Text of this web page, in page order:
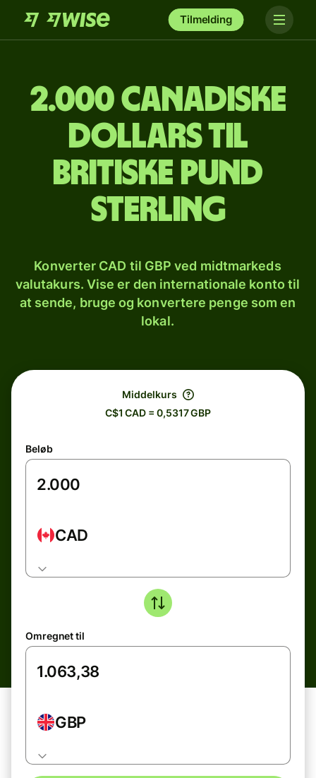
Tilmelding
2.000 canadiske
dollars til
britiske pund
sterling
Konverter CAD til GBP ved midtmarkeds
valutakurs. Vise er den internationale konto til
at sende, bruge og konvertere penge som en
lokal.
Middelkurs
C$1 CAD = 0,5317 GBP
Beløb
CAD
Omregnet til
GBP